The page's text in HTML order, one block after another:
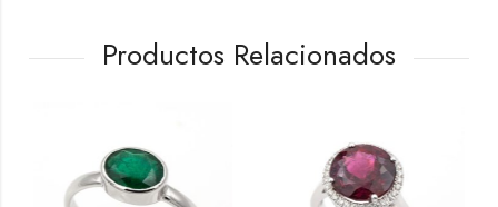
Productos Relacionados